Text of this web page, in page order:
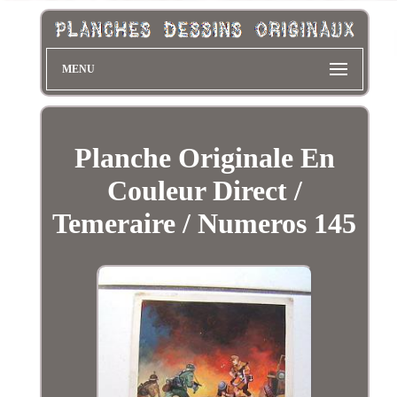
MENU
Planche Originale En
Couleur Direct /
Temeraire / Numeros 145